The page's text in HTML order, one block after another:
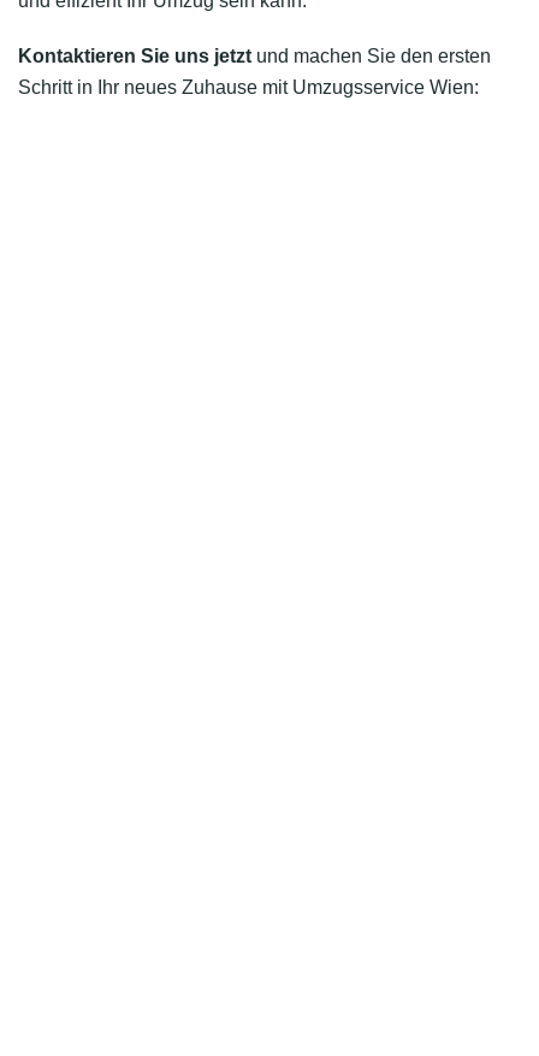
Kontaktieren Sie uns jetzt und machen Sie den ersten
Schritt in Ihr neues Zuhause mit Umzugsservice Wien: